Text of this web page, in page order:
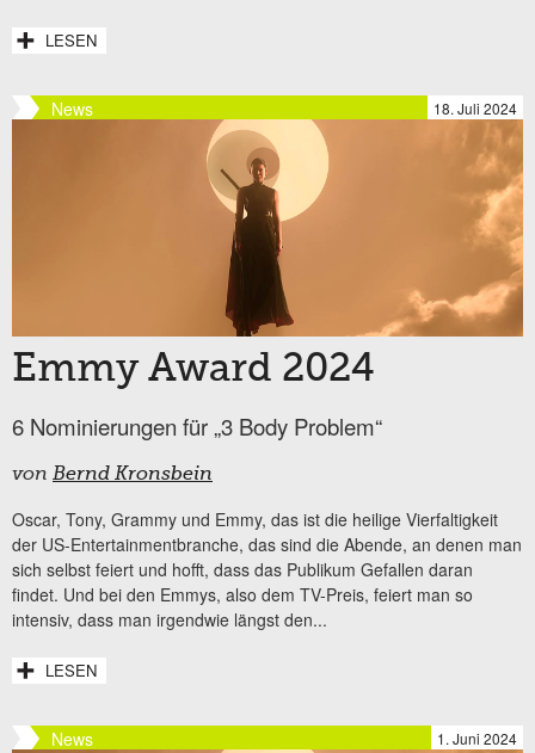
LESEN
News 18. Juli 2024
Emmy Award 2024
6 Nominierungen für „3 Body Problem“
von Bernd Kronsbein
Oscar, Tony, Grammy und Emmy, das ist die heilige Vierfaltigkeit
der US-Entertainmentbranche, das sind die Abende, an denen man
sich selbst feiert und hofft, dass das Publikum Gefallen daran
findet. Und bei den Emmys, also dem TV-Preis, feiert man so
intensiv, dass man irgendwie längst den...
LESEN
News 1. Juni 2024